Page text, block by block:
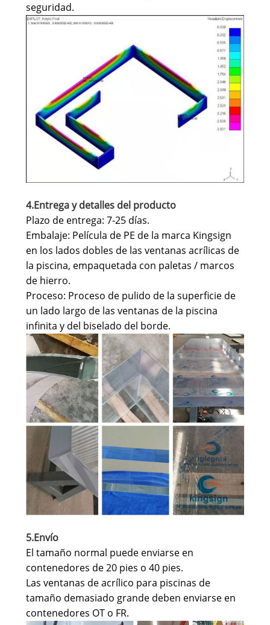
seguridad.
4.Entrega y detalles del producto
Plazo de entrega: 7-25 días.
Embalaje: Película de PE de la marca Kingsign
en los lados dobles de las ventanas acrílicas de
la piscina, empaquetada con paletas / marcos
de hierro.
Proceso: Proceso de pulido de la superficie de
un lado largo de las ventanas de la piscina
infinita y del biselado del borde.
5.Envío
El tamaño normal puede enviarse en
contenedores de 20 pies o 40 pies.
Las ventanas de acrílico para piscinas de
tamaño demasiado grande deben enviarse en
contenedores OT o FR.